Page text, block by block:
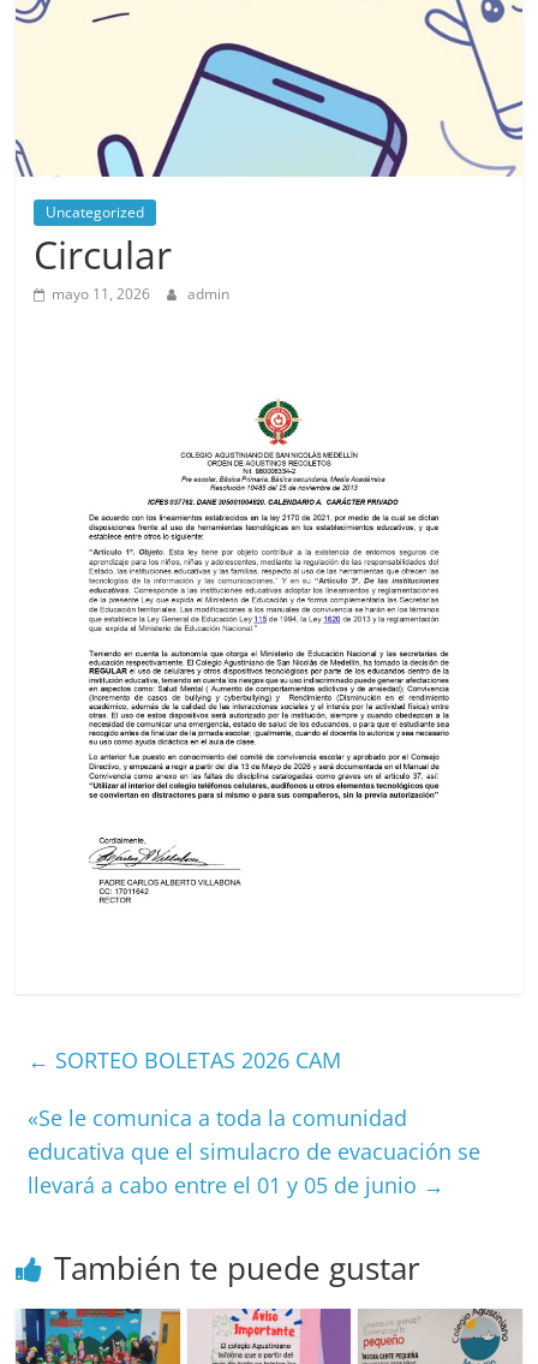
Uncategorized
Circular
mayo 11, 2026 admin
← SORTEO BOLETAS 2026 CAM
«Se le comunica a toda la comunidad
educativa que el simulacro de evacuación se
llevará a cabo entre el 01 y 05 de junio →
También te puede gustar